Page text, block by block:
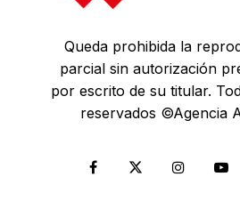
Queda prohibida la
parcial sin autorización
por escrito de su titular.
reservados ©Agencia